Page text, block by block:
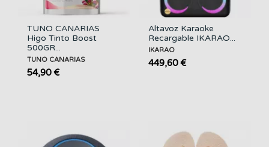
TUNO CANARIAS
Higo Tinto Boost
500GR...
TUNO CANARIAS
54,90 €
Altavoz Karaoke
Recargable IKARAO...
IKARAO
449,60 €